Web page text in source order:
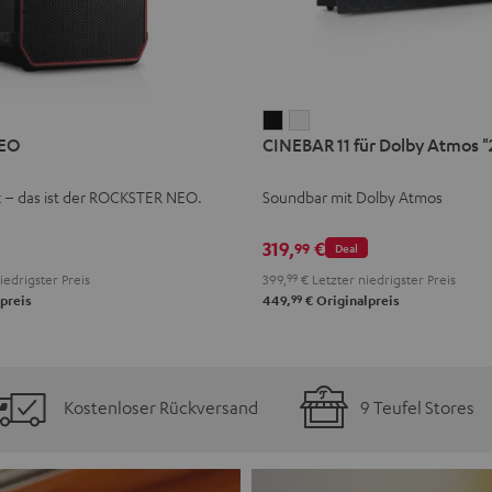
– das ist der ROCKSTER NEO.
Preis
11
Dolby
"2.1-
Set"
Schwarz
11
Dolby
"2.1-
Set"
Weiß
CINEBAR 11 für Dolby Atmos
Soundbar mit Dolby Atmos
Deal
319,99 €
399, 99 € Letzter niedrigster Preis
449,99 € Originalpreis
Kostenloser Rückversand 9 Teufel Stores